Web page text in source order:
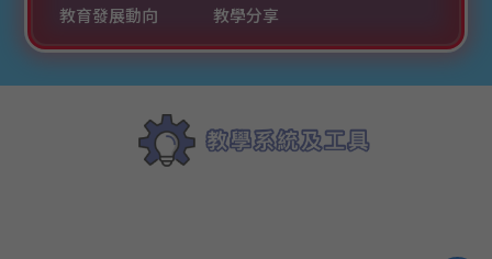
教育發展動向 教學分享